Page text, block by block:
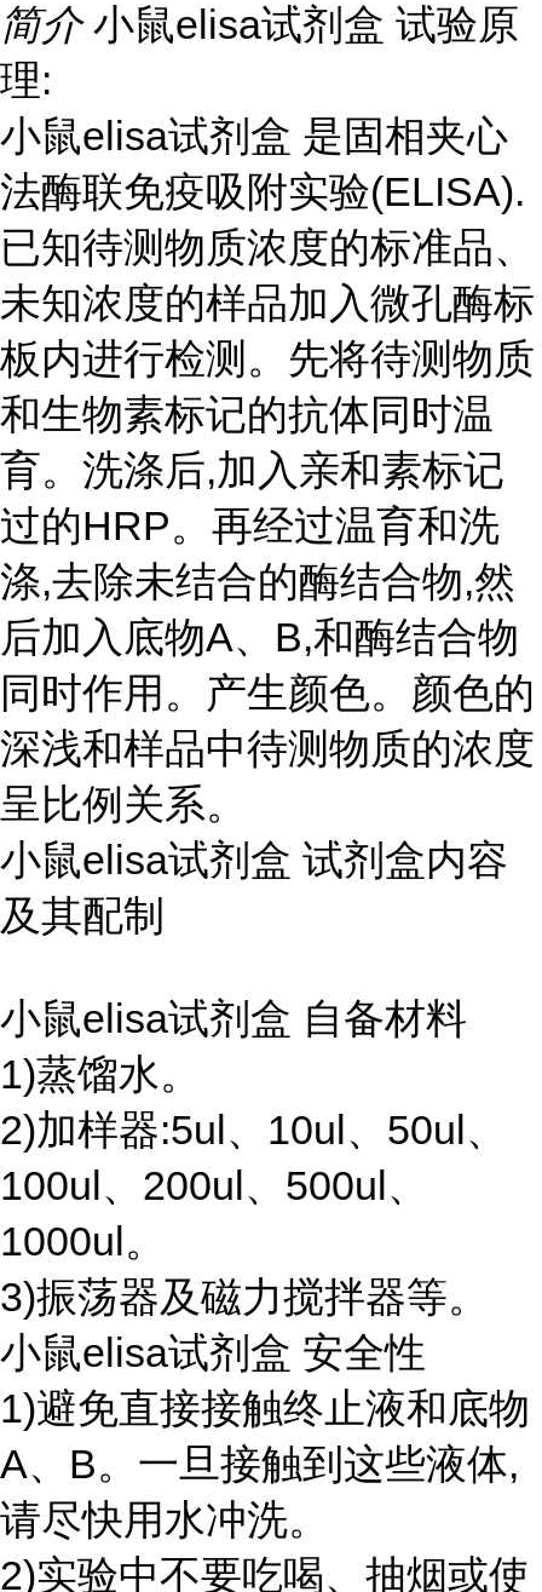
简介 小鼠elisa试剂盒 试验原
理:
小鼠elisa试剂盒 是固相夹心
法酶联免疫吸附实验(ELISA).
已知待测物质浓度的标准品、
未知浓度的样品加入微孔酶标
板内进行检测。先将待测物质
和生物素标记的抗体同时温
育。洗涤后,加入亲和素标记
过的HRP。再经过温育和洗
涤,去除未结合的酶结合物,然
后加入底物A、B,和酶结合物
同时作用。产生颜色。颜色的
深浅和样品中待测物质的浓度
呈比例关系。
小鼠elisa试剂盒 试剂盒内容
及其配制
小鼠elisa试剂盒 自备材料
1)蒸馏水。
2)加样器:5ul、10ul、50ul、
100ul、200ul、500ul、
1000ul。
3)振荡器及磁力搅拌器等。
小鼠elisa试剂盒 安全性
1)避免直接接触终止液和底物
A、B。一旦接触到这些液体,
请尽快用水冲洗。
2)实验中不要吃喝、抽烟或使